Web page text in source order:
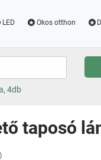
LED Okos otthon
4db
taposó